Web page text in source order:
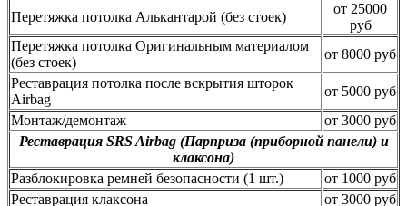
Перетяжка потолка Алькантарой (без стоек)
от 25000
руб
Перетяжка потолка Оригинальным материалом
(без стоек)
от 8000 руб
Реставрация потолка после вскрытия шторок
Airbag
от 5000 руб
Монтаж/демонтаж
от 3000 руб
Реставрация SRS Airbag (Парприза (приборной панели) и
клаксона)
Разблокировка ремней безопасности (1 шт.)
от 1000 руб
Реставрация клаксона
от 3000 руб